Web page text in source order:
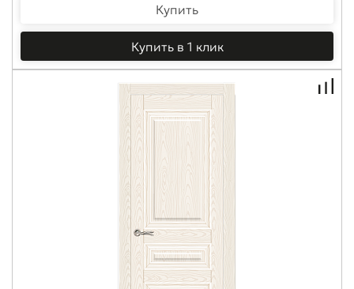
Купить
Купить в 1 клик